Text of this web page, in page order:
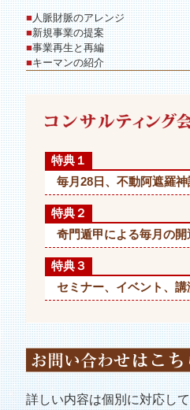
■人脈財脈のアレンジ
■新規事業の提案
■事業再生と再編
■キーマンの紹介
特典１
毎月28日、不動阿遮羅
特典２
奇門遁甲による毎月の
特典３
セミナー、イベント、
詳しい内容は個別に対応し